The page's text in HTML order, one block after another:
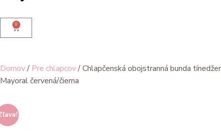
0
Domov/ Pre chlapcov/ Chlapčenská obojstranná bunda tínedžer
Mayoral červená/čierna